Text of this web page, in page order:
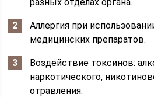
Аллергия при
медицинских препаратов.
Воздействие токсинов:
наркотического,
отравления.